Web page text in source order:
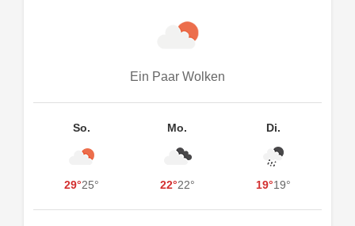
Ein Paar Wolken
So.
29°25°
Mo.
22°22°
Di.
19°19°